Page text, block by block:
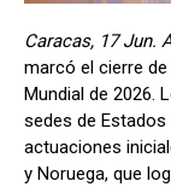
Caracas, 17 Jun.
marcó el cierre
Mundial de 2026.
sedes de
actuaciones
y Noruega, que